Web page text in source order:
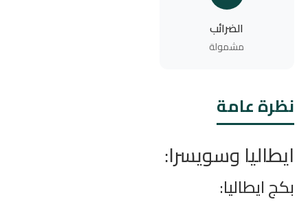
الضرائب
مشمولة
نظرة عامة
ايطاليا وسويسرا:
بكج ايطاليا: